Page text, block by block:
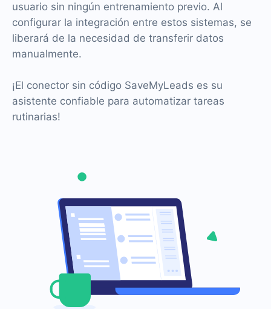
usuario sin ningún entrenamiento previo. Al
configurar la integración entre estos sistemas, se
liberará de la necesidad de transferir datos
manualmente.
¡El conector sin código SaveMyLeads es su
asistente confiable para automatizar tareas
rutinarias!